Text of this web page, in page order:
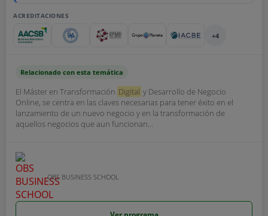
ACREDITACIONES
+4
Relacionado con esta temática
El Máster en Transformación Digital y Desarrollo de Negocio
Online, se centra en las claves necesarias para tener éxito en el
lanzamiento de un nuevo negocio y en la transformación de
aquellos negocios que aun funcionan...
OBS BUSINESS SCHOOL